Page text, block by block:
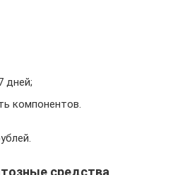
дней;
компонентов.
средства